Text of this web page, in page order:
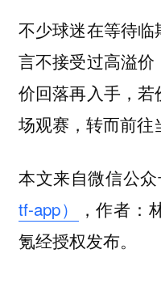
不少球迷在等待
言不接受过高溢
价回落再入手，
场观赛，转而前往
本文来自微信公
tf-app）
，作者：
氪经授权发布。